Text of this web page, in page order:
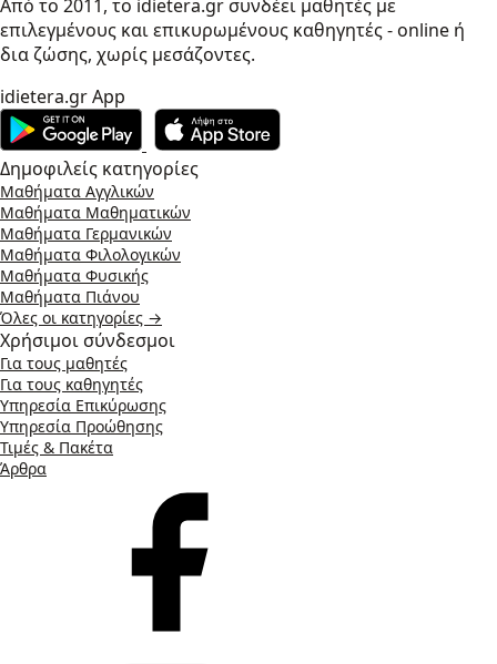
Από το 2011, το idietera.gr συνδέει μαθητές με
επιλεγμένους και επικυρωμένους καθηγητές - online ή
δια ζώσης, χωρίς μεσάζοντες.
idietera.gr App
Δημοφιλείς κατηγορίες
Μαθήματα Αγγλικών
Μαθήματα Μαθηματικών
Μαθήματα Γερμανικών
Μαθήματα Φιλολογικών
Μαθήματα Φυσικής
Μαθήματα Πιάνου
Όλες οι κατηγορίες →
Χρήσιμοι σύνδεσμοι
Για τους μαθητές
Για τους καθηγητές
Υπηρεσία Επικύρωσης
Υπηρεσία Προώθησης
Τιμές & Πακέτα
Άρθρα